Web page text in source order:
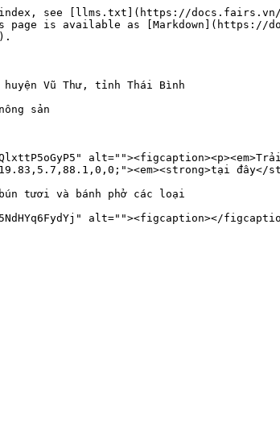
index, see [llms.txt](https://docs.fairs.vn/
page is available as [Markdown](https://
Vũ Thư, tỉnh Thái Bình
sản
đây</
tươi và bánh phở các loại